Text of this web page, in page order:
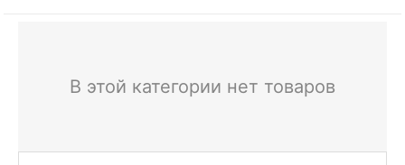
В этой категории нет товаров